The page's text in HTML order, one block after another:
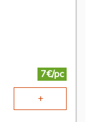
7€/pc
+